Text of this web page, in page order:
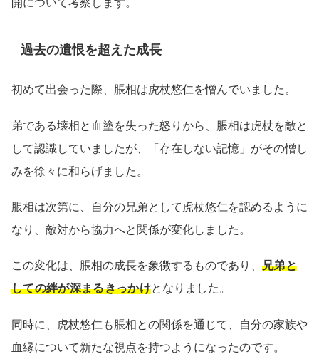
過去の遺恨を超えた成長
初めて出会った際、脹相は虎杖悠仁を憎んでいました。
弟である壊相と血塗を失った怒りから、脹相は虎杖を敵と
して認識していましたが、「存在しない記憶」がその憎し
みを徐々に和らげました。
脹相は次第に、自分の兄弟として虎杖悠仁を認めるように
なり、敵対から協力へと関係が変化しました。
この変化は、脹相の成長を象徴するものであり、 兄弟と
しての絆が深まるきっかけとなりました。
同時に、虎杖悠仁も脹相との関係を通じて、自分の家族や
血縁について新たな視点を持つようになったのです。